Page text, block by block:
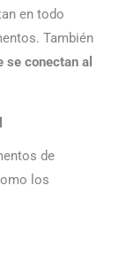
en todo
También
conectan al
de
los